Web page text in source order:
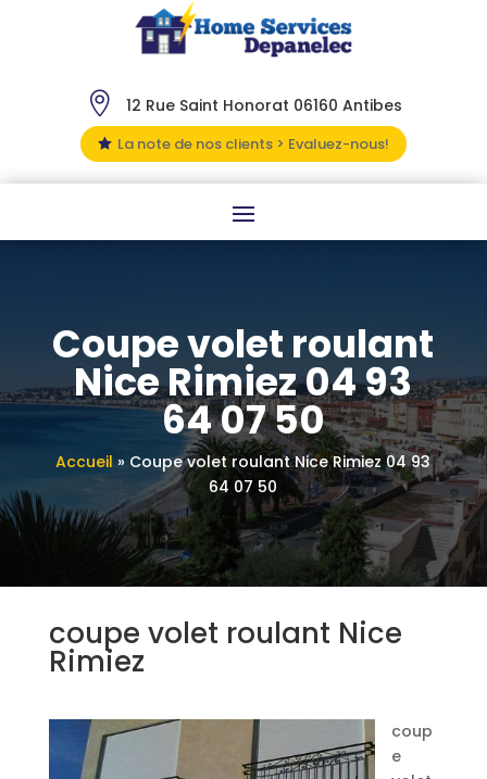
 12 Rue Saint Honorat 06160 Antibes
 La note de nos clients > Evaluez-nous!
Coupe volet roulant
Nice Rimiez 04 93
64 07 50
Accueil » Coupe volet roulant Nice Rimiez 04 93
64 07 50
coupe volet roulant Nice
Rimiez
coup
e